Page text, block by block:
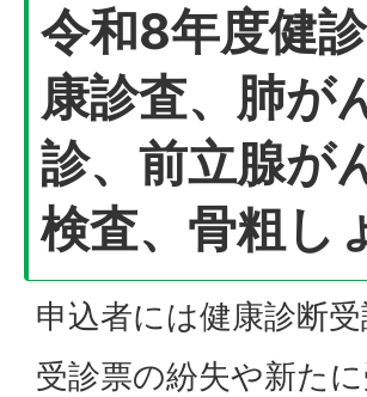
令和8年度健
康診査、肺が
診、前立腺が
検査、骨粗し
申込者には健康診断
受診票の紛失や新た